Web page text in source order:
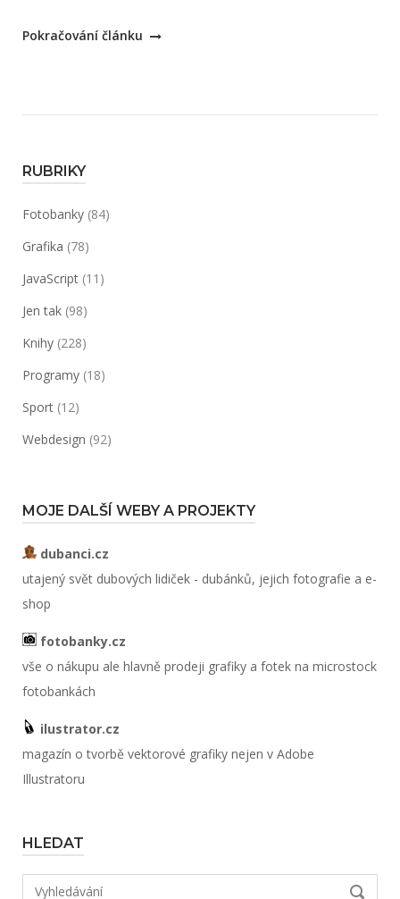
„Jiří
a
Pokračování článku
RUBRIKY
Fotobanky (84)
Grafika (78)
JavaScript (11)
Jen tak (98)
Knihy (228)
Programy (18)
Sport (12)
Webdesign (92)
MOJE DALŠÍ WEBY A PROJEKTY
dubanci.cz
utajený svět dubových lidiček - dubánků, jejich fotografie a e-
shop
fotobanky.cz
vše o nákupu ale hlavně prodeji grafiky a fotek na microstock
fotobankách
ilustrator.cz
magazín o tvorbě vektorové grafiky nejen v Adobe
Illustratoru
HLEDAT
Hledat: